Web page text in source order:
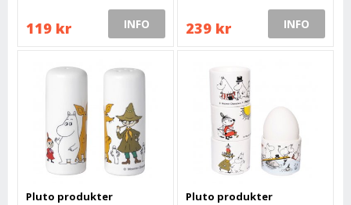
119 kr INFO 239 kr INFO
Pluto produkter Pluto produkter